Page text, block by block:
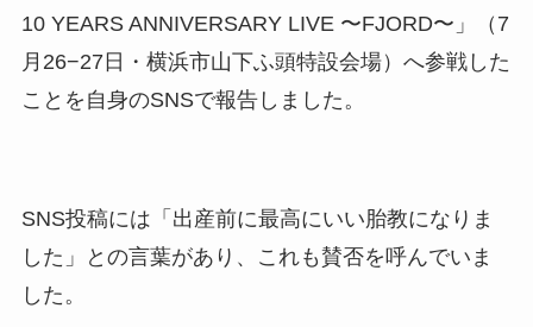
10 YEARS ANNIVERSARY LIVE 〜FJORD〜」（7
月26−27日・横浜市山下ふ頭特設会場）へ参戦した
ことを自身のSNSで報告しました。
SNS投稿には「出産前に最高にいい胎教になりま
した」との言葉があり、これも賛否を呼んでいま
した。